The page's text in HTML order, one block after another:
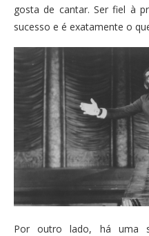
gosta de cantar. Ser fiel à
sucesso e é exatamente o
Por outro lado, há uma